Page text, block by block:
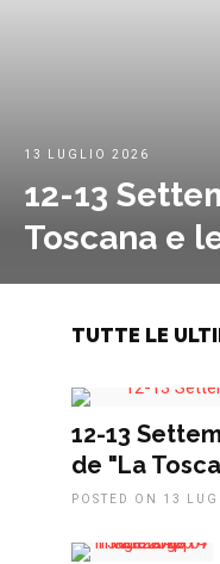
13 LUGLIO 2026
12-13
Toscana e
TUTTE LE
12-13
de "La
POSTED ON 13